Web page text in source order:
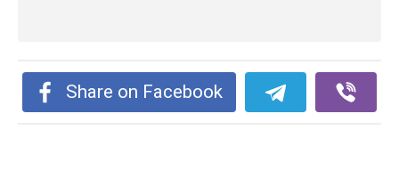
Share on Facebook